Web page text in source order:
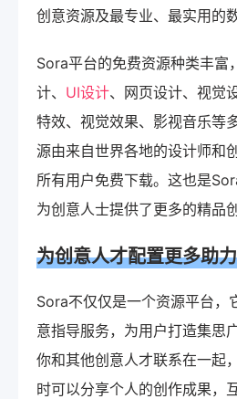
创意资源及最专业、最实用的数
Sora平台的免费资源种类丰富
计、 UI设计、网页设计、视觉
特效、视觉效果、影视音乐等
源由来自世界各地的设计师和
所有用户免费下载。这也是
为创意人士提供了更多的精品
为创意人才配置更多助力
Sora不仅仅是一个资源平台，
意指导服务，为用户打造集思
你和其他创意人才联系在一起
时可以分享个人的创作成果，